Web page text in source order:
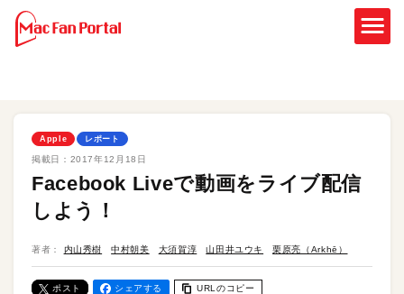
Apple レポート
掲載日： 2017年12月18日
Facebook Liveで動画をライブ配信
しよう！
著者： 内山秀樹 中村朝美 大須賀淳 山田井ユウキ 栗原亮（Arkhē）
ポスト シェアする URLのコピー